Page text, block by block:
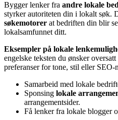
Bygger lenker fra andre lokale
styrker autoriteten din i lokalt søk.
søkemotorer at bedriften din blir
lokalsamfunnet ditt.
Eksempler på lokale
engelske teksten du ønsker
preferanser for tone, stil eller
Samarbeid med lokale
Sponsing lokale
arrangementsider.
Få lenker fra lokale blogger